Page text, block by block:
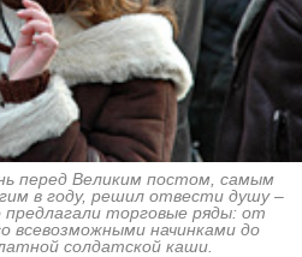
перед Великим постом, самым
в году, решил отвести душу –
торговые ряды: от
всевозможными начинками до
солдатской каши.